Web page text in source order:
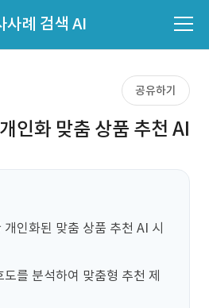
사례 검색 AI
공유하기
인화 맞춤 상품 추천 AI
인화된 맞춤 상품 추천 AI 시
를 분석하여 맞춤형 추천 제